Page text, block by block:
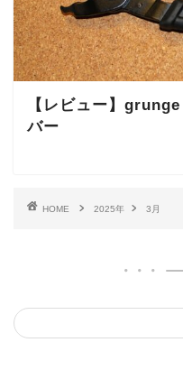
【レビュー】
バー
HOME 2025年 3月